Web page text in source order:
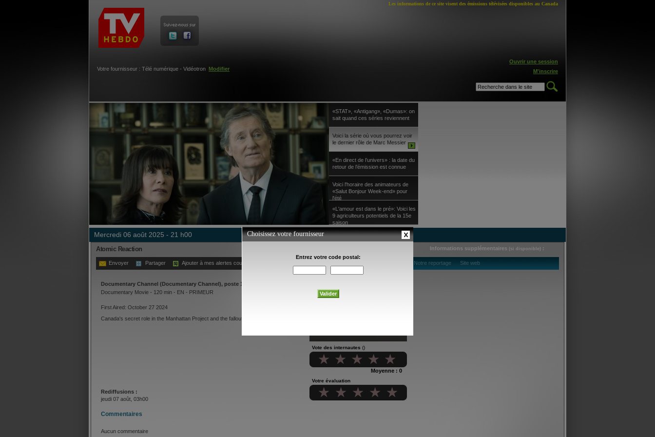
Les informations de ce site visent des émissions télévisées disponibles au Canada
Votre fournisseur : Télé numérique - Vidéotron Modifier
Ouvrir une session
M'inscrire
«STAT», «Antigang», «Dumas»: on
sait quand ces séries reviennent
Voici la série où vous pourrez voir
le dernier rôle de Marc Messier
«En direct de l’univers» : la date du
retour de l’émission est connue
Voici l'horaire des animateurs de
«Salut Bonjour Week-end» pour
l'été
«L'amour est dans le pré»: Voici les
9 agriculteurs potentiels de la 15e
saison
mercredi 06 août 2025 - 21 h00
Atomic Reaction Informations supplémentaires (si disponible) :
Envoyer Partager Ajouter à mes alertes courriel Notre reportage Site web
Documentary Channel (Documentary Channel), poste 151
Documentary Movie - 120 min - EN - PRIMEUR
First Aired: October 27 2024
Canada's secret role in the Manhattan Project and the fallout still felt today.
Rediffusions :
jeudi 07 août, 03h00
Commentaires
Aucun commentaire
Vote des internautes ()
Moyenne : 0
Votre évaluation